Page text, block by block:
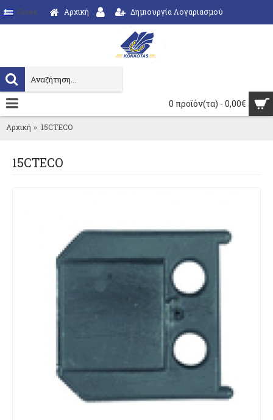
Greek Αρχική Δημιουργία Λογαριασμού
0 προϊόν(τα) - 0,00€
Αρχική 15CTECO
15CTECO